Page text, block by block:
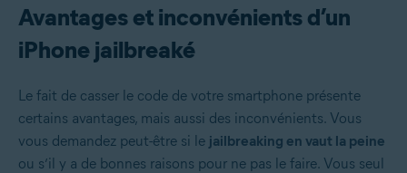
Avantages et inconvénients d’un
iPhone jailbreaké
Le fait de casser le code de votre smartphone présente
certains avantages, mais aussi des inconvénients. Vous
vous demandez peut-être si le jailbreaking en vaut la peine
ou s’il y a de bonnes raisons pour ne pas le faire. Vous seul